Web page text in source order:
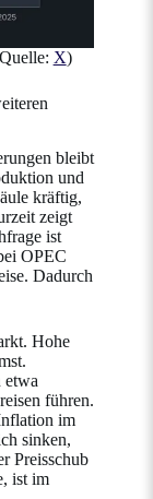
X)
bleibt
und
kräftig,
zeigt
ist
OPEC
Dadurch
Hohe
etwa
führen.
im
sinken,
Preisschub
ist im